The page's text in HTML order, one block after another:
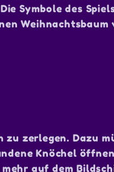
Symbole des
Weihnachtsbaum
zerlegen. Dazu
Knöchel
auf dem